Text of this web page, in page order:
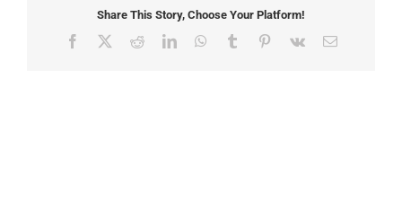
Share This Story, Choose Your Platform!
Facebook RedditLinkedInWhatsApp
Tumblr Pinterest
Vk Email